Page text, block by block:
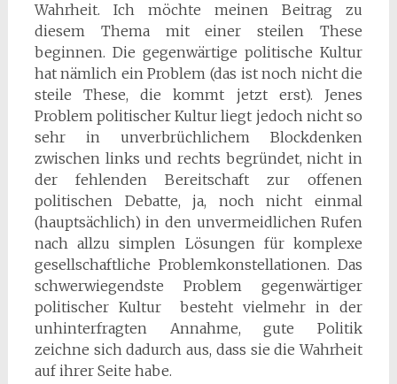
Wahrheit. Ich möchte meinen Beitrag zu
diesem Thema mit einer steilen These
beginnen. Die gegenwärtige politische Kultur
hat nämlich ein Problem (das ist noch nicht die
steile These, die kommt jetzt erst). Jenes
Problem politischer Kultur liegt jedoch nicht so
sehr in unverbrüchlichem Blockdenken
zwischen links und rechts begründet, nicht in
der fehlenden Bereitschaft zur offenen
politischen Debatte, ja, noch nicht einmal
(hauptsächlich) in den unvermeidlichen Rufen
nach allzu simplen Lösungen für komplexe
gesellschaftliche Problemkonstellationen. Das
schwerwiegendste Problem gegenwärtiger
politischer Kultur besteht vielmehr in der
unhinterfragten Annahme, gute Politik
zeichne sich dadurch aus, dass sie die Wahrheit
auf ihrer Seite habe.